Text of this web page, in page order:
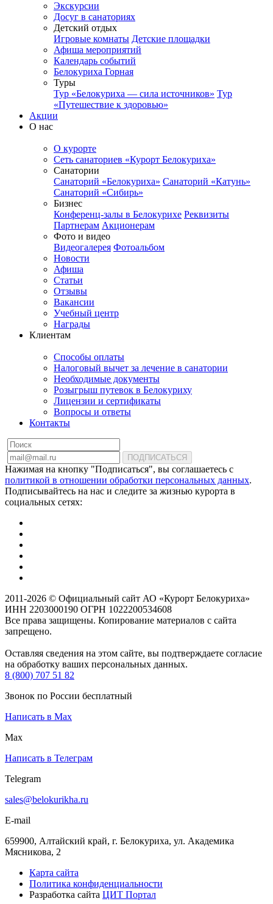
Экскурсии
Досуг в санаториях
Детский отдых
Игровые комнаты Детские площадки
Афиша мероприятий
Календарь событий
Белокуриха Горная
Туры
Тур «Белокуриха — сила источников» Тур
«Путешествие к здоровью»
Акции
О нас
О курорте
Сеть санаториев «Курорт Белокуриха»
Санатории
Санаторий «Белокуриха» Санаторий «Катунь»
Санаторий «Сибирь»
Бизнес
Конференц-залы в Белокурихе Реквизиты
Партнерам Акционерам
Фото и видео
Видеогалерея Фотоальбом
Новости
Афиша
Статьи
Отзывы
Вакансии
Учебный центр
Награды
Клиентам
Способы оплаты
Налоговый вычет за лечение в санатории
Необходимые документы
Розыгрыш путевок в Белокуриху
Лицензии и сертификаты
Вопросы и ответы
Контакты
ПОДПИСАТЬСЯ
Нажимая на кнопку "Подписаться", вы соглашаетесь с
политикой в отношении обработки персональных данных.
Подписывайтесь на нас и следите за жизнью курорта в
социальных сетях:
2011-2026 © Официальный сайт АО «Курорт Белокуриха»
ИНН 2203000190 ОГРН 1022200534608
Все права защищены. Копирование материалов с сайта
запрещено.
Оставляя сведения на этом сайте, вы подтверждаете согласие
на обработку ваших персональных данных.
8 (800) 707 51 82
Звонок по России бесплатный
Написать в Max
Max
Написать в Телеграм
Telegram
sales@belokurikha.ru
E-mail
659900, Алтайский край, г. Белокуриха, ул. Академика
Мясникова, 2
Карта сайта
Политика конфиденциальности
Разработка сайта ЦИТ Портал